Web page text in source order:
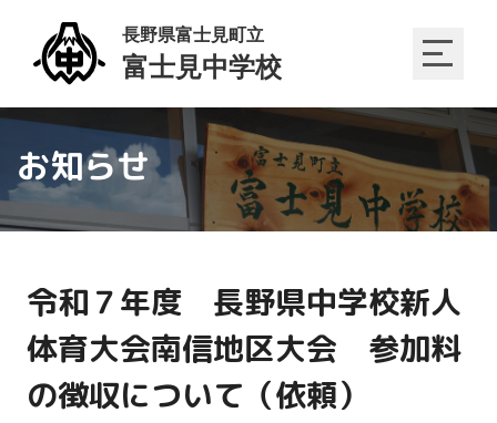
お知らせ
令和７年度 長野県中学校新人
体育大会南信地区大会 参加料
の徴収について（依頼）